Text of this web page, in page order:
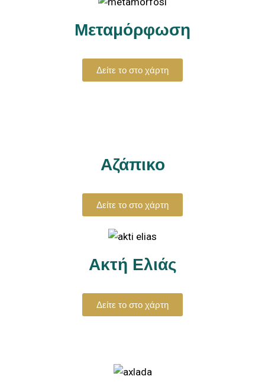
Μεταμόρφωση
Δείτε το στο χάρτη
Αζάπικο
Δείτε το στο χάρτη
Ακτή Ελιάς
Δείτε το στο χάρτη